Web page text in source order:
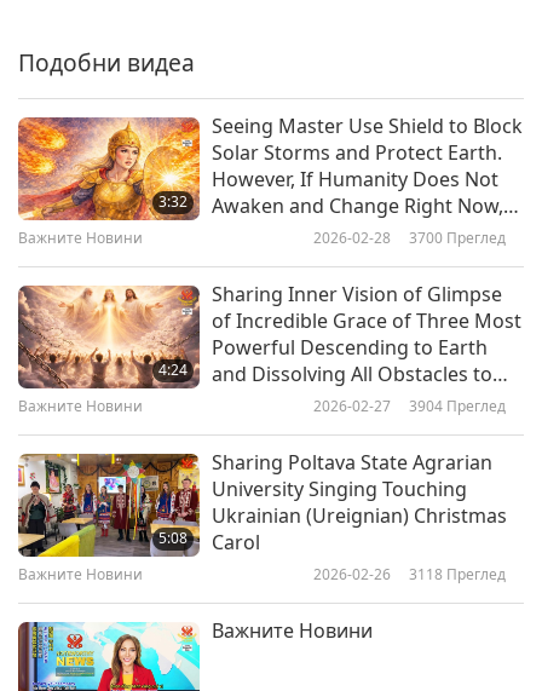
Подобни видеа
3:32
Seeing Master Use Shield to Block
Solar Storms and Protect Earth.
However, If Humanity Does Not
Awaken and Change Right Now,
Purification Will Continue
Важните Новини 2026-02-28 3700 Преглед
4:24
Sharing Inner Vision of Glimpse
of Incredible Grace of Three Most
Powerful Descending to Earth
and Dissolving All Obstacles to
Renewal of World
Важните Новини 2026-02-27 3904 Преглед
5:08
Sharing Poltava State Agrarian
University Singing Touching
Ukrainian (Ureignian) Christmas
Carol
Важните Новини 2026-02-26 3118 Преглед
Важните Новини